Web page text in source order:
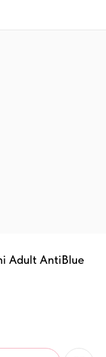
Adult AntiBlue